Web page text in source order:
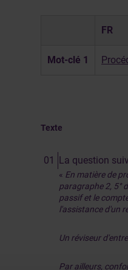
FR
Mot-clé 1
Texte
La question
« En matière de
paragraphe 2, 5°
passif et le
l'assistance d'un
Un réviseur
Par ailleurs,